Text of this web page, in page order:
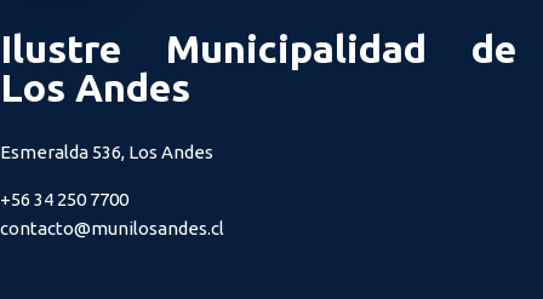
Ilustre Municipalidad de
Los Andes
Esmeralda 536, Los Andes
+56 34 250 7700
contacto@munilosandes.cl